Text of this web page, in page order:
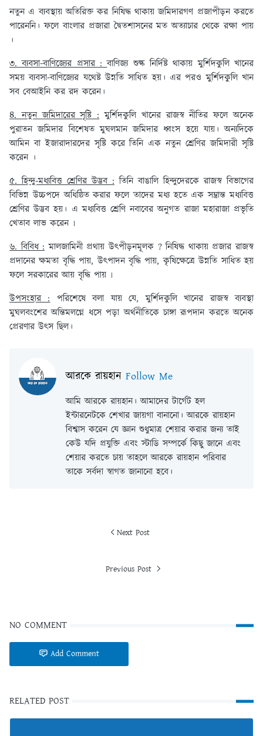
নতুন এ ব্যবস্থায় অতিরিক্ত কর নিষিদ্ধ থাকায় জমিদারগণ প্রজাপীড়ন করতে
পারেননি। ফলে বাংলার প্রজারা দ্বৈতশাসনের মত অত্যাচার থেকে রক্ষা পায়
।
৩. ব্যবসা-বাণিজ্যের প্রসার :বাণিজ্য শুল্ক নির্দিষ্ট থাকায় মুর্শিদকুলি খানের
সময় ব্যবসা-বাণিজ্যের যথেষ্ট উন্নতি সাধিত হয়। এর পরও মুর্শিদকুলি খান
সব বেআইনি কর রদ করেন।
৪. নতুন জমিদারের সৃষ্টি :মুর্শিদকুলি খানের রাজস্ব নীতির ফলে অনেক
পুরাতন জমিদার বিশেষত মুঘলমান জমিদার ধ্বংস হয়ে যায়। অন্যদিকে
আমিন বা ইজারাদারদের সৃষ্টি করে তিনি এক নতুন শ্রেণির জমিদারী সৃষ্টি
করেন ।
৫. হিন্দু-মধ্যবিত্ত শ্রেণির উদ্ভব : তিনি বাঙালি হিন্দুদেরকে রাজস্ব বিভাগের
বিভিন্ন উচ্চপদে অধিষ্ঠিত করার ফলে তাদের মধ্য হতে এক সম্ভ্রান্ত মধ্যবিত্ত
শ্রেণির উদ্ভব হয়। এ মধ্যবিত্ত শ্রেণি নবাবের অনুগত রাজা মহারাজা প্রভৃতি
খেতাব লাভ করেন ৷
৬. বিবিধ :মালজামিনী প্রথায় উৎপীড়নমূলক ? নিষিদ্ধ থাকায় প্রজার রাজস্ব
প্রদানের ক্ষমতা বৃদ্ধি পায়, উৎপাদন বৃদ্ধি পায়, কৃষিক্ষেত্রে উন্নতি সাধিত হয়
ফলে সরকারের আয় বৃদ্ধি পায় ৷
উপসংহার :পরিশেষে বলা যায় যে, মুর্শিদকুলি খানের রাজস্ব ব্যবস্থা
মুঘলবংশের অন্তিমলগ্নে ধসে পড়া অর্থনীতিকে চাঙ্গা রূপদান করতে অনেক
প্রেরণার উৎস ছিল।
আরকে রায়হান Follow Me
আমি আরকে রায়হান। আমাদের টার্গেট হল
ইন্টারনেটকে শেখার জায়গা বানানো। আরকে রায়হান
বিশ্বাস করেন যে জ্ঞান শুধুমাত্র শেয়ার করার জন্য তাই
কেউ যদি প্রযুক্তি এবং স্টাডি সম্পর্কে কিছু জানে এবং
শেয়ার করতে চায় তাহলে আরকে রায়হান পরিবার
তাকে সর্বদা স্বাগত জানানো হবে।
Next Post
Previous Post
NO COMMENT
Add Comment
RELATED POST